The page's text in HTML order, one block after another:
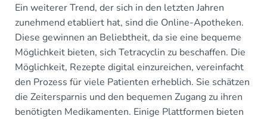
Ein weiterer Trend, der sich in den letzten Jahren
zunehmend etabliert hat, sind die Online-Apotheken.
Diese gewinnen an Beliebtheit, da sie eine bequeme
Möglichkeit bieten, sich Tetracyclin zu beschaffen. Die
Möglichkeit, Rezepte digital einzureichen, vereinfacht
den Prozess für viele Patienten erheblich. Sie schätzen
die Zeitersparnis und den bequemen Zugang zu ihren
benötigten Medikamenten. Einige Plattformen bieten